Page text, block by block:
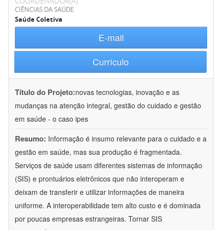
CIÊNCIAS DA SAÚDE
Saúde Coletiva
E-mail
Currículo
Título do Projeto:novas tecnologias, inovação e as
mudanças na atenção integral, gestão do cuidado e gestão
em saúde - o caso ipes
Resumo: Informação é insumo relevante para o cuidado e a
gestão em saúde, mas sua produção é fragmentada.
Serviços de saúde usam diferentes sistemas de informação
(SIS) e prontuários eletrônicos que não interoperam e
deixam de transferir e utilizar informações de maneira
uniforme. A interoperabilidade tem alto custo e é dominada
por poucas empresas estrangeiras. Tornar SIS